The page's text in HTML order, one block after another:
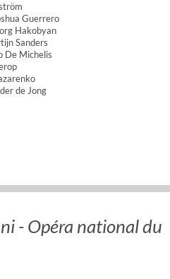
Guerrero
Hakobyan
Sanders
De Michelis
de Jong
- Opéra national du